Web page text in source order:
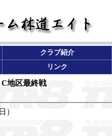
クラブ紹介
リンク
C地区最終戦
）